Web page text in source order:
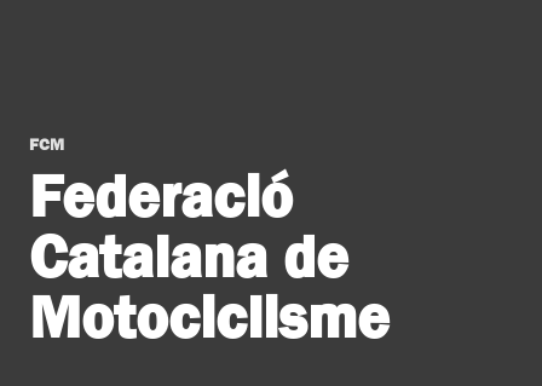
FCM
Federació
Catalana de
Motociclisme